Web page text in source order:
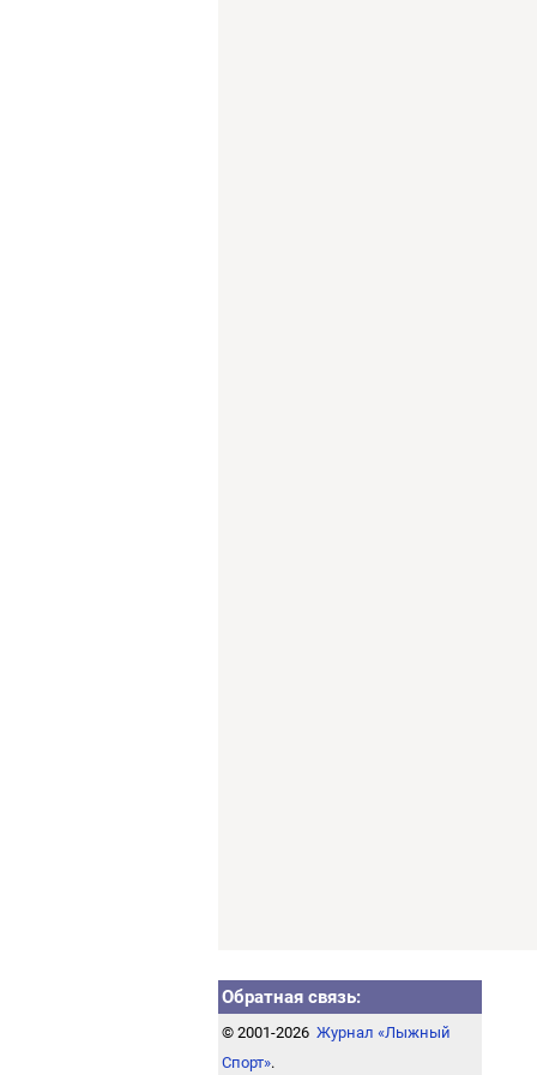
Обратная связь:
© 2001-2026 Журнал «Лыжный
Спорт».